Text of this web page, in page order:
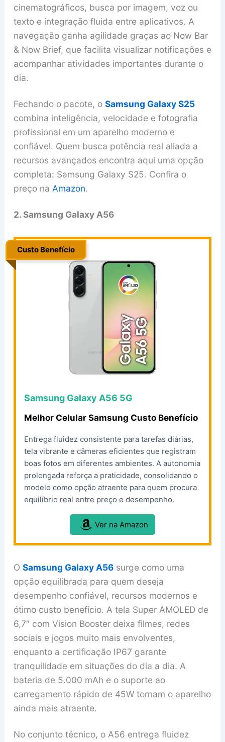
cinematográficos, busca por imagem, voz ou
texto e integração fluida entre aplicativos. A
navegação ganha agilidade graças ao Now Bar
& Now Brief, que facilita visualizar notificações e
acompanhar atividades importantes durante o
dia.
Fechando o pacote, o Samsung Galaxy S25
combina inteligência, velocidade e fotografia
profissional em um aparelho moderno e
confiável. Quem busca potência real aliada a
recursos avançados encontra aqui uma opção
completa: Samsung Galaxy S25. Confira o
preço na Amazon.
2. Samsung Galaxy A56
..
Custo Benefício
Samsung Galaxy A56 5G
Melhor Celular Samsung Custo Benefício
Entrega fluidez consistente para tarefas diárias,
tela vibrante e câmeras eficientes que registram
boas fotos em diferentes ambientes. A autonomia
prolongada reforça a praticidade, consolidando o
modelo como opção atraente para quem procura
equilíbrio real entre preço e desempenho.
Ver na Amazon
O Samsung Galaxy A56surge como uma
opção equilibrada para quem deseja
desempenho confiável, recursos modernos e
ótimo custo benefício. A tela Super AMOLED de
6,7″ com Vision Booster deixa filmes, redes
sociais e jogos muito mais envolventes,
enquanto a certificação IP67 garante
tranquilidade em situações do dia a dia. A
bateria de 5.000 mAh e o suporte ao
carregamento rápido de 45W tornam o aparelho
ainda mais atraente.
No conjunto técnico, o A56 entrega fluidez